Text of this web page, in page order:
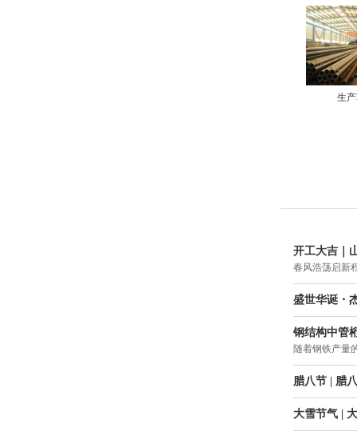
生
开工大吉｜
春风浩荡启新
盛世华诞・
钢结构中管
随着钢铁产量
腊八节 | 腊
大雪节气 |